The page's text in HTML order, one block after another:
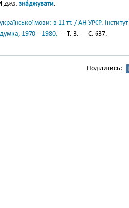
див. зна́джувати.
мови: в 11 тт. / АН УРСР.
1970—1980. — Т. 3. — С. 637.
Поділитись: